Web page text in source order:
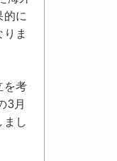
的に
ま
を考
3月
まし